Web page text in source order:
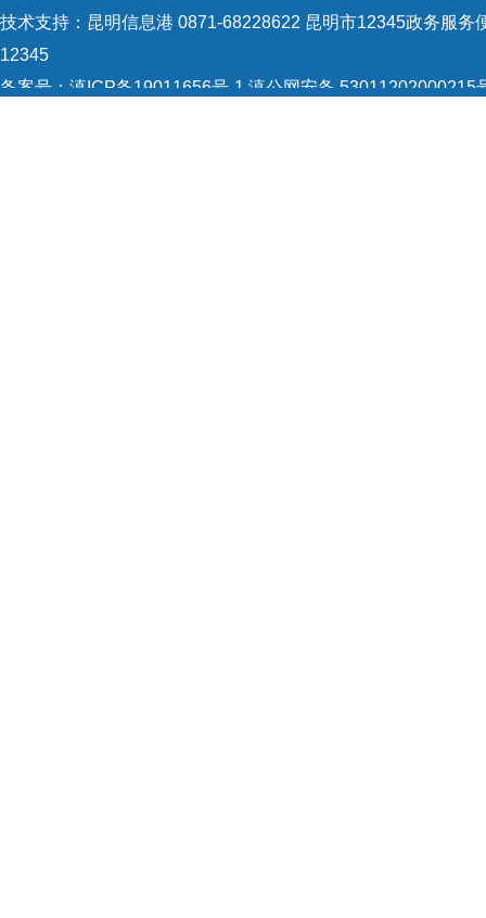
技术支持： 昆明信息港 0871-68228622 昆明市12345政务服务
12345
备案号： 滇ICP备19011656号-1 滇公网安备 53011202000215